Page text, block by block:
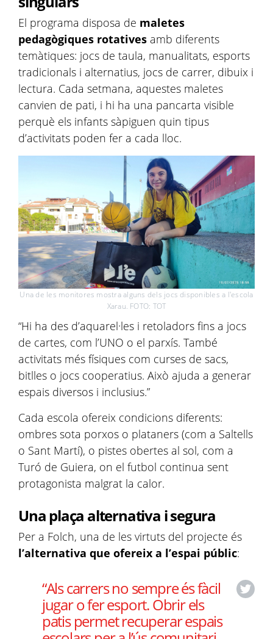
El programa disposa de maletes
pedagògiques rotatives amb diferents
temàtiques: jocs de taula, manualitats, esports
tradicionals i alternatius, jocs de carrer, dibuix i
lectura. Cada setmana, aquestes maletes
canvien de pati, i hi ha una pancarta visible
perquè els infants sàpiguen quin tipus
d’activitats poden fer a cada lloc.
Una de les monitores mostra alguns dels jocs disponibles a l'escola
Xarau. FOTO: TOT
“Hi ha des d’aquarel·les i retoladors fins a jocs
de cartes, com l’UNO o el parxís. També
activitats més físiques com curses de sacs,
bitlles o jocs cooperatius. Això ajuda a generar
espais diversos i inclusius.”
Cada escola ofereix condicions diferents:
ombres sota porxos o plataners (com a Saltells
o Sant Martí), o pistes obertes al sol, com a
Turó de Guiera, on el futbol continua sent
protagonista malgrat la calor.
Una plaça alternativa i segura
Per a Folch, una de les virtuts del projecte és
l’alternativa que ofereix a l’espai públic:
“Als carrers no sempre és fàcil
jugar o fer esport. Obrir els
patis permet recuperar espais